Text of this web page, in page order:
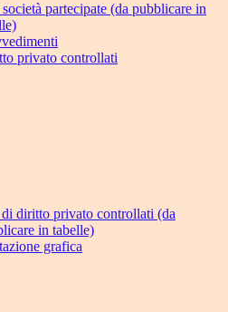
partecipate (da pubblicare in
privato controllati
diritto privato controllati (da
in tabelle)
grafica